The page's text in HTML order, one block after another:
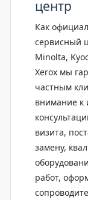
центр
Как
сервисный
Minolta,
Xerox мы
частным
внимание к
визита,
замену,
работ,